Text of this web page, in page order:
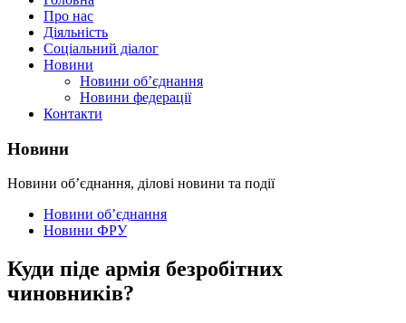
Про нас
Діяльність
Соціальний діалог
Новини
Новини об’єднання
Новини федерації
Контакти
Новини
Новини об’єднання, ділові новини та події
Новини об’єднання
Новини ФРУ
Куди піде армія безробітних
чиновників?